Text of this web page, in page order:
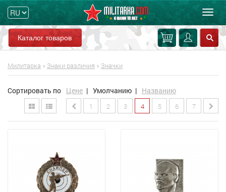
Каталог товаров
Милитарка » Знаки различия » Значки
Сортировать по Цене | Умолчанию | Названию
1 2 3 4 5 6 7